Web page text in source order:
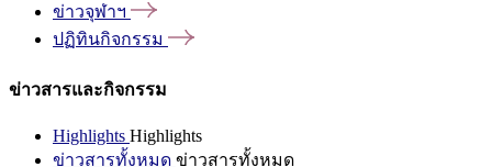
ข่าวจุฬาฯ
ปฏิทินกิจกรรม
ข่าวสารและกิจกรรม
Highlights Highlights
ข่าวสารทั้งหมด ข่าวสารทั้งหมด